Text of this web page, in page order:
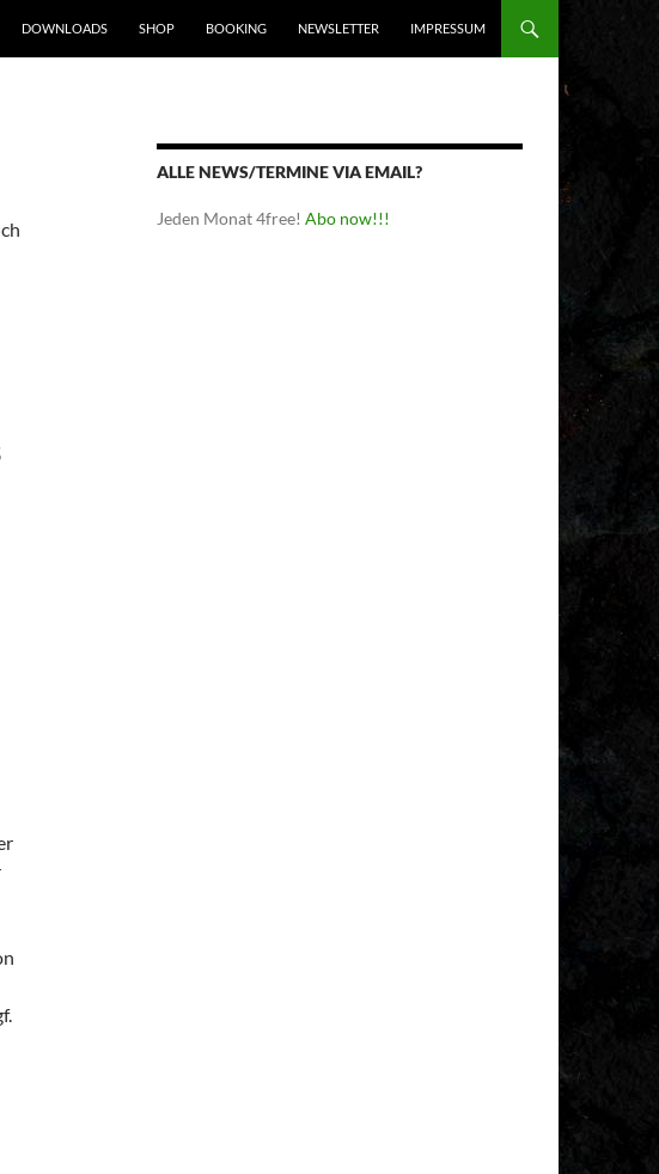
DOWNLOADS SHOP BOOKING NEWSLETTER IMPRESSUM
ALLE NEWS/TERMINE VIA EMAIL?
Jeden Monat 4free! Abo now!!!